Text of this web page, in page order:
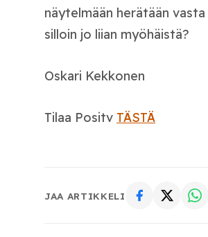
näytelmään herätään
silloin jo liian myöhäistä?
Oskari Kekkonen
Tilaa Positv TÄSTÄ
JAA ARTIKKELI